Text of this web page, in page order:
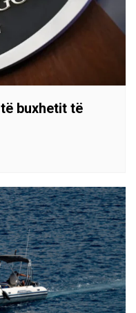
buxhetit të